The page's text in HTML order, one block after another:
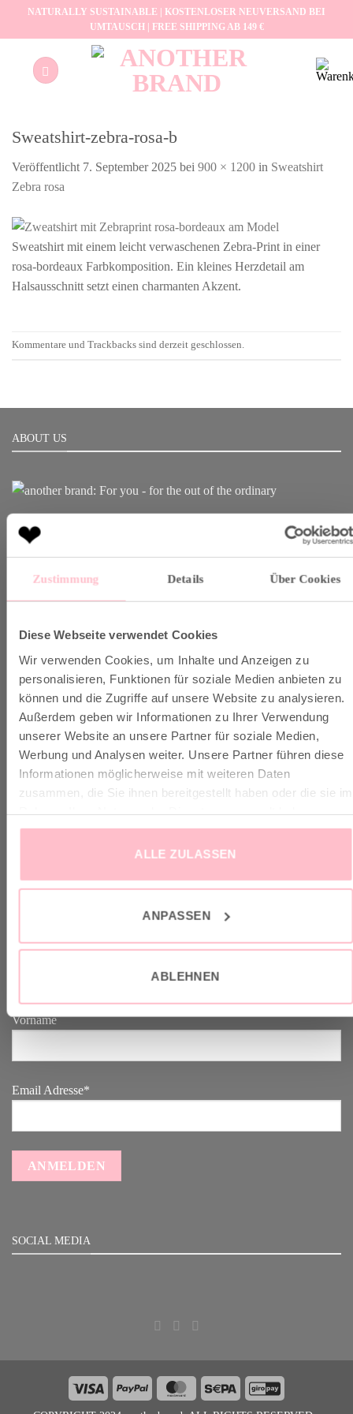
Zustimmung Details Über Cookies
Diese Webseite verwendet Cookies
Wir verwenden Cookies, um Inhalte und Anzeigen zu
personalisieren, Funktionen für soziale Medien anbieten zu
können und die Zugriffe auf unsere Website zu analysieren.
Außerdem geben wir Informationen zu Ihrer Verwendung
unserer Website an unsere Partner für soziale Medien,
Werbung und Analysen weiter. Unsere Partner führen diese
Informationen möglicherweise mit weiteren Daten
zusammen, die Sie ihnen bereitgestellt haben oder die sie im
ALLE ZULASSEN
ANPASSEN
ABLEHNEN
NATURALLY SUSTAINABLE | KOSTENLOSER NEUVERSAND BEI
UMTAUSCH | FREE SHIPPING AB 149 €
Sweatshirt-zebra-rosa-b
Veröffentlicht 7. September 2025 bei 900 × 1200 in Sweatshirt
Zebra rosa
Sweatshirt mit einem leicht verwaschenen Zebra-Print in einer
rosa-bordeaux Farbkomposition. Ein kleines Herzdetail am
Halsausschnitt setzt einen charmanten Akzent.
Kommentare und Trackbacks sind derzeit geschlossen.
ABOUT US
Born in Munich.
Inspiring Designs.
Another Brand stands for inspiring designs, natural fabrics and
VERSAND & INFO
✓ Versandkostenfrei ab 149€
✓ Klimaneutraler Versand mit DHL / GoGreen
✓
Lieferun und Retoure
Melde dich an zu unserem Good-News-Letter und spare 10% bei
Vorname
Email Adresse*
SOCIAL MEDIA
Visa PayPal MasterCard Sepa GiroPay